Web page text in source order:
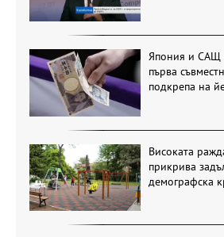
Япония и САЩ
първа
подкрепа на
Високата
прикрива
демографска